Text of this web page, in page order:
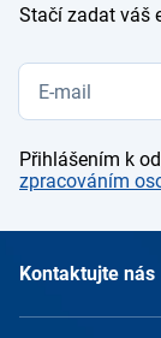
Stačí zadat váš
Přihlášením k
zpracováním
Kontaktujte nás